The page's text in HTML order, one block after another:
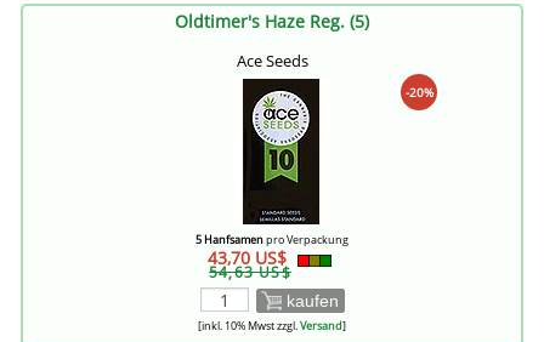
Oldtimer's Haze Reg. (5)
Ace Seeds
-20%
5 Hanfsamenpro Verpackung
43,70 US$
54,63 US$
kaufen
[inkl. 10% Mwst zzgl.Versand]